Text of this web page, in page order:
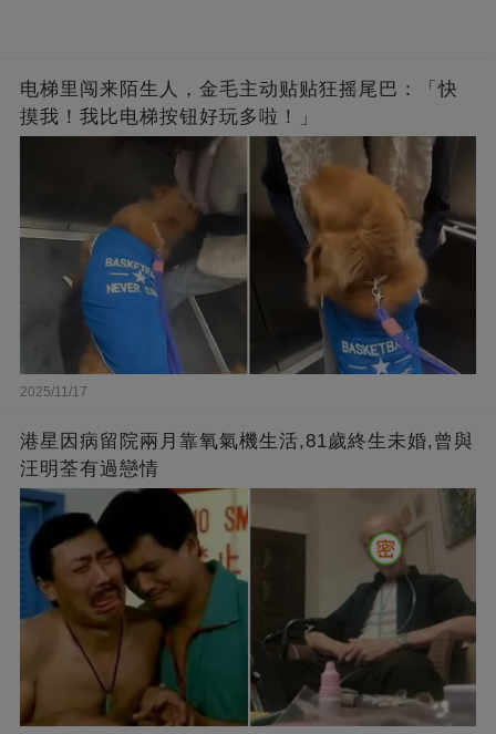
电梯里闯来陌生人，金毛主动贴贴狂摇尾巴：「快
摸我！我比电梯按钮好玩多啦！」
2025/11/17
港星因病留院兩月靠氧氣機生活,81歲終生未婚,曾與
汪明荃有過戀情